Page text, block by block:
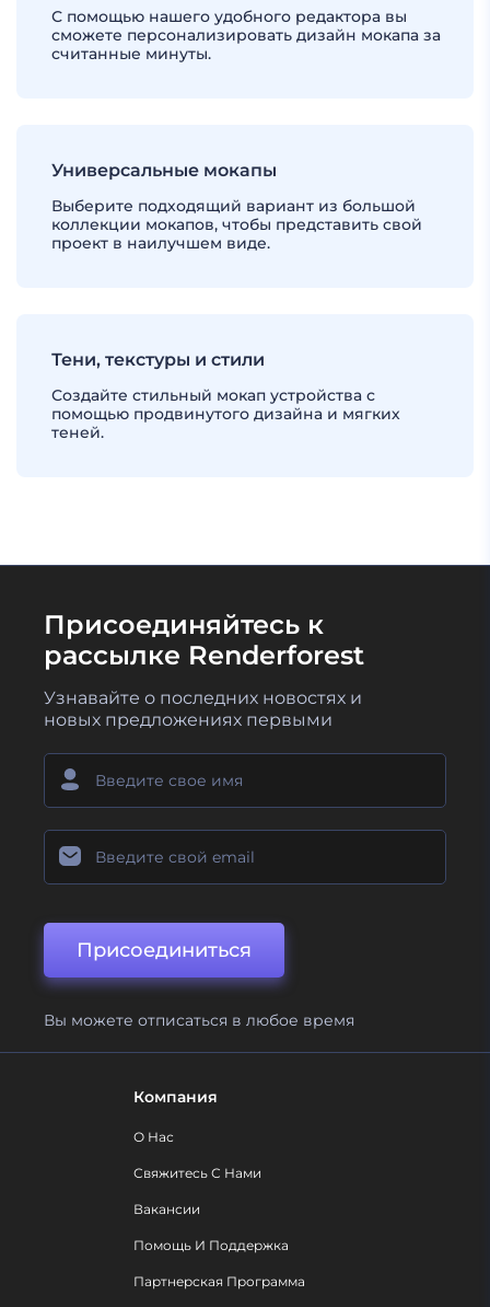
С помощью нашего удобного редактора вы
сможете персонализировать дизайн мокапа за
считанные минуты.
Универсальные мокапы
Выберите подходящий вариант из большой
коллекции мокапов, чтобы представить свой
проект в наилучшем виде.
Тени, текстуры и стили
Создайте стильный мокап устройства с
помощью продвинутого дизайна и мягких
теней.
Присоединяйтесь к
рассылке Renderforest
Узнавайте о последних новостях и
новых предложениях первыми
Присоединиться
Вы можете отписаться в любое время
Компания
О Нас
Свяжитесь С Нами
Вакансии
Помощь И Поддержка
Партнерская Программа